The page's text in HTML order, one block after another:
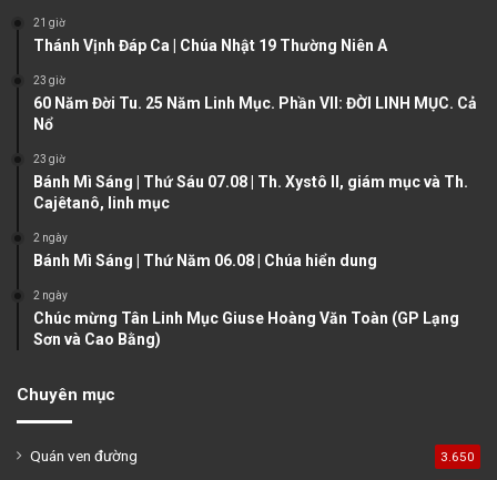
u
g
21 giờ
Thánh Vịnh Đáp Ca | Chúa Nhật 19 Thường Niên A
23 giờ
60 Năm Đời Tu. 25 Năm Linh Mục. Phần VII: ĐỜI LINH MỤC. Cả
Nổ
23 giờ
Bánh Mì Sáng | Thứ Sáu 07.08 | Th. Xystô II, giám mục và Th.
Cajêtanô, linh mục
2 ngày
Bánh Mì Sáng | Thứ Năm 06.08 | Chúa hiển dung
2 ngày
Chúc mừng Tân Linh Mục Giuse Hoàng Văn Toàn (GP Lạng
Sơn và Cao Bằng)
Chuyên mục
Quán ven đường 3.650